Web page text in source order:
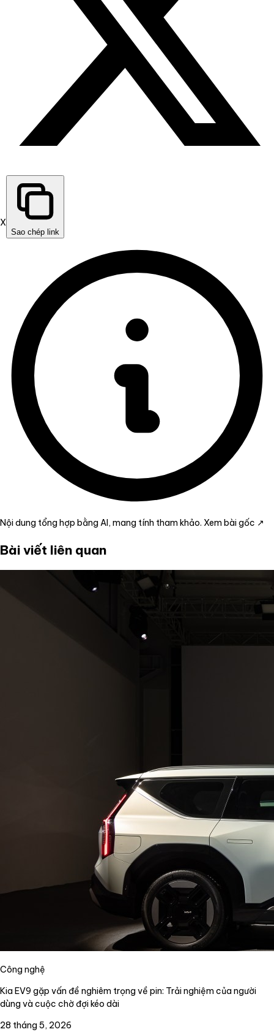
X
Sao chép link
Nội dung tổng hợp bằng AI, mang tính tham khảo. Xem bài gốc ↗
Bài viết liên quan
Công nghệ
Kia EV9 gặp vấn đề nghiêm trọng về pin: Trải nghiệm của người
dùng và cuộc chờ đợi kéo dài
28 tháng 5, 2026